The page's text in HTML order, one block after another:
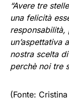
“Avere tre
una felicità
responsabilità,
un’aspettativa
nostra scelta
perchè noi tre
(Fonte: